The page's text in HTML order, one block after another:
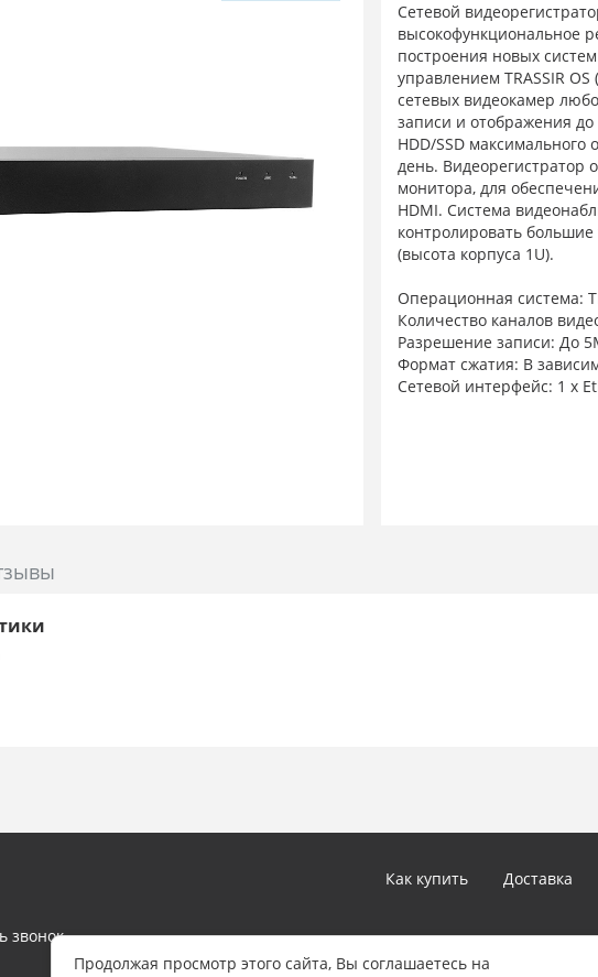
Сетевой
высокофункциональное
построения новых
управлением TRASSIR
сетевых видеокамер
записи и отображения
HDD/SSD
день. Видеорегистратор
монитора, для
HDMI. Система
контролировать
(высота корпуса 1U).
Операционная система:
Количество каналов
Разрешение записи: До
Формат сжатия: В
Сетевой интерфейс: 1 х
Как купить Доставка
звонок
*Цены и технические характеристики,
не являются публичной офертой, определяемой
Продолжая просмотр этого сайта, Вы соглашаетесь на